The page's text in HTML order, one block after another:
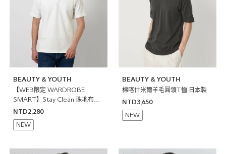
BEAUTY & YOUTH
【WEB限定 WARDROBE
SMART】Stay Clean 珠地布開
襟領POLO衫 抗菌防臭
NTD2,280
NEW
BEAUTY & YOUTH
棉喀什米爾羊毛圓領T恤 日本製
NTD3,650
NEW